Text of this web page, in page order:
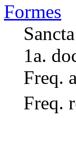
Formes
1a.
Freq.
Freq.